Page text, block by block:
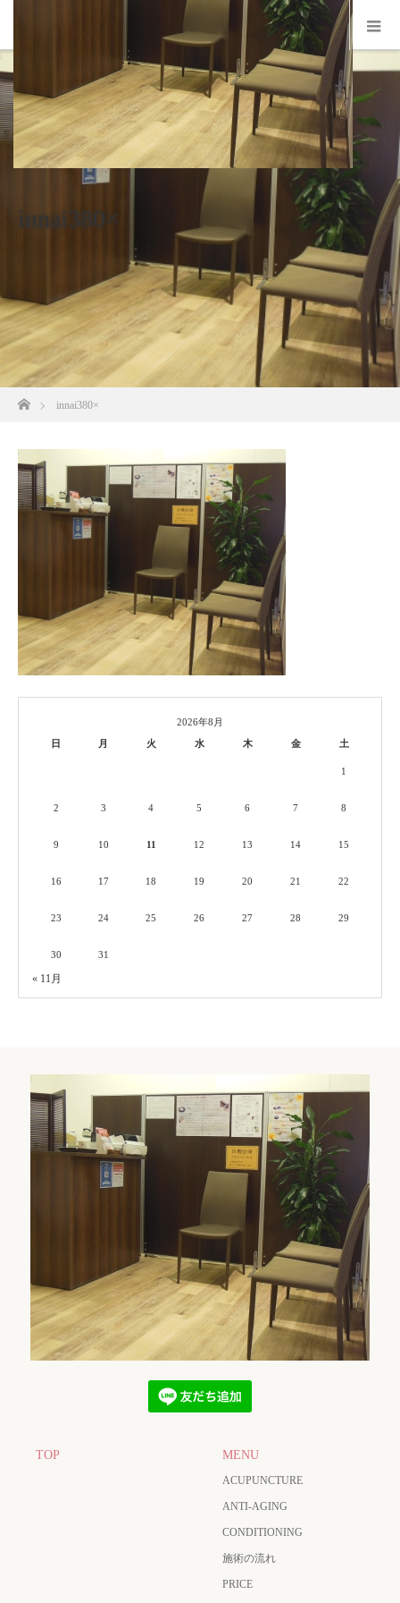
innai380×
ホームinnai380×
2026年8月
日
月 火 水 木 金 土
1
2 3 4 5 6 7 8
9 10 11 12 13 14 15
16 17 18 19 20 21 22
23 24 25 26 27 28 29
30 31
« 11月
TOP MENU
ACUPUNCTURE
ANTI-AGING
CONDITIONING
施術の流れ
PRICE